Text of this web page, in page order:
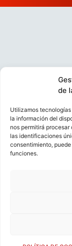
de
Utilizamos
la información del
nos permitirá
las identificaciones
consentimiento,
funciones.
©